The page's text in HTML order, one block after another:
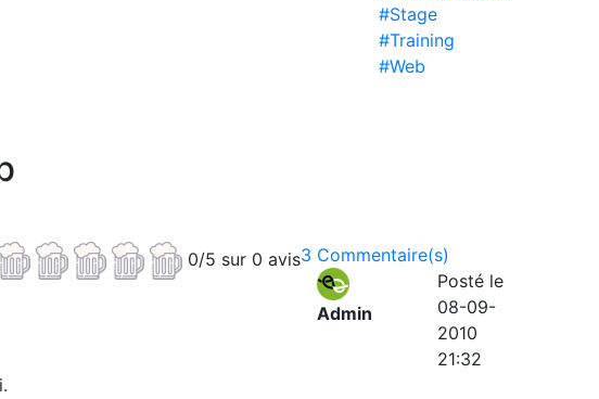
#Stage
#Training
#Web
3 Commentaire(s)
0/5 sur 0 avis
Admin
Posté le
08-09-
2010
21:32